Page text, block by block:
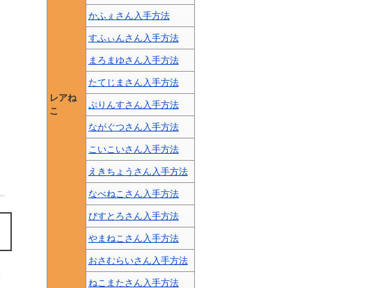
レアね
こ
かふぇさん入手方法
すふぃんさん入手方法
まろまゆさん入手方法
たてじまさん入手方法
ぷりんすさん入手方法
ながぐつさん入手方法
こいこいさん入手方法
えきちょうさん入手方法
なべねこさん入手方法
びすとろさん入手方法
やまねこさん入手方法
おさむらいさん入手方法
ねこまたさん入手方法